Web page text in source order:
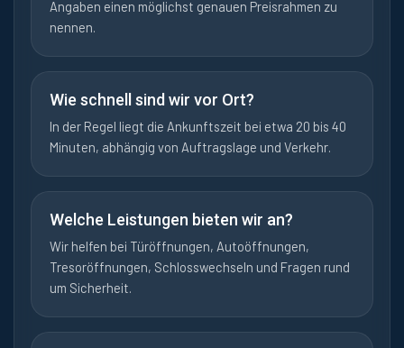
Angaben einen möglichst genauen Preisrahmen zu
nennen.
Wie schnell sind wir vor Ort?
In der Regel liegt die Ankunftszeit bei etwa 20 bis 40
Minuten, abhängig von Auftragslage und Verkehr.
Welche Leistungen bieten wir an?
Wir helfen bei Türöffnungen, Autoöffnungen,
Tresoröffnungen, Schlosswechseln und Fragen rund
um Sicherheit.